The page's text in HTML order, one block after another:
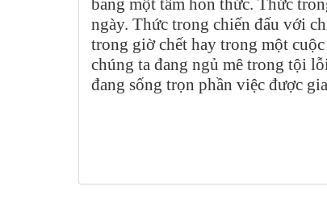
bằng một tâm hồn thức. Thức
ngày. Thức trong chiến đấu với
trong giờ chết hay trong một
chúng ta đang ngủ mê trong tội
đang sống trọn phần việc được